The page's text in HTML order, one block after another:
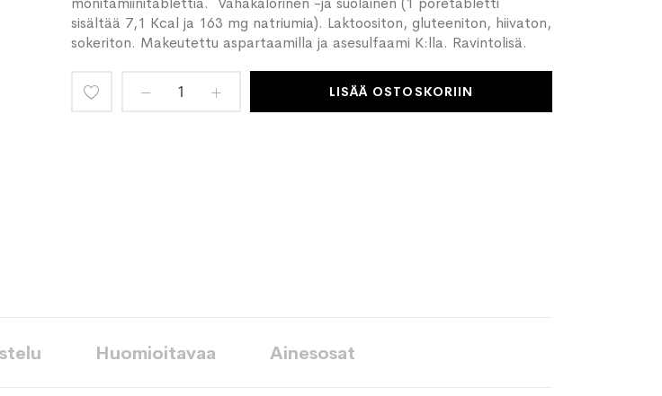
sisältää 7,1 Kcal ja 163 mg natriumia). Laktoositon, gluteeniton, hiivaton,
sokeriton. Makeutettu aspartaamilla ja asesulfaami K:lla. Ravintolisä.
LISÄÄ OSTOSKORIIN
Huomioitavaa Ainesosat